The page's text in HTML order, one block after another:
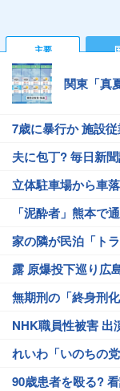
主要
関東「真
7歳に暴行か 施設
夫に包丁? 毎日新
立体駐車場から車
「泥酔者」熊本で
家の隣が民泊「ト
露 原爆投下巡り広
無期刑の「終身刑
NHK職員性被害 出
れいわ「いのちの
90歳患者を殴る?